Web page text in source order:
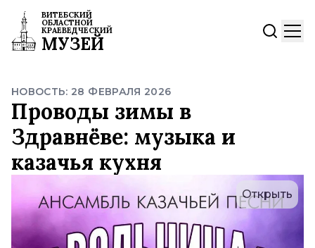
ВИТЕБСКИЙ
ОБЛАСТНОЙ
КРАЕВЕДЧЕСКИЙ
МУЗЕЙ
НОВОСТЬ: 28 ФЕВРАЛЯ 2026
Проводы зимы в
Здравнёве: музыка и
казачья кухня
Открыть